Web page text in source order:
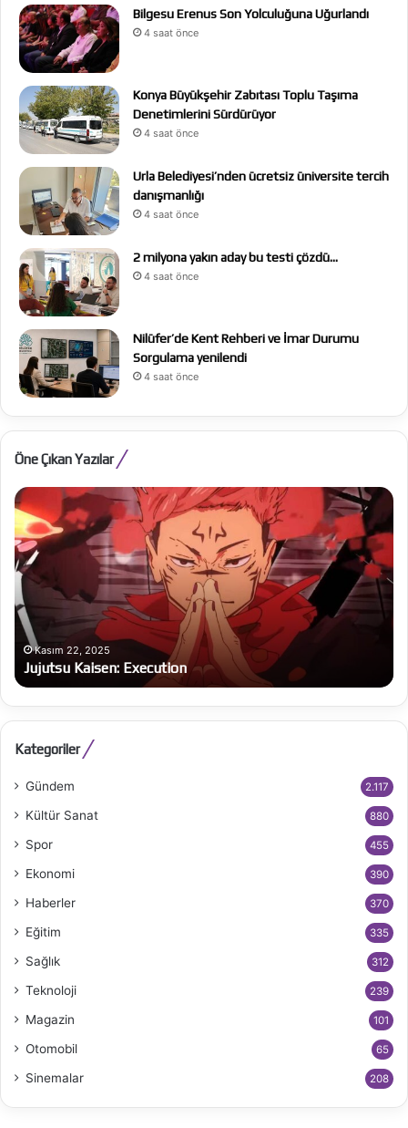
Bilgesu Erenus Son Yolculuğuna Uğurlandı
4 saat önce
Konya Büyükşehir Zabıtası Toplu Taşıma
Denetimlerini Sürdürüyor
4 saat önce
Urla Belediyesi’nden ücretsiz üniversite tercih
danışmanlığı
4 saat önce
2 milyona yakın aday bu testi çözdü…
4 saat önce
Nilüfer’de Kent Rehberi ve İmar Durumu
Sorgulama yenilendi
4 saat önce
Öne Çıkan Yazılar
Jujutsu
Kaisen:
Execution
Kasım 22, 2025
Jujutsu Kaisen: Execution
Kategoriler
Gündem 2.117
Kültür Sanat 880
Spor 455
Ekonomi 390
Haberler 370
Eğitim 335
Sağlık 312
Teknoloji 239
Magazin 101
Otomobil 65
Sinemalar 208